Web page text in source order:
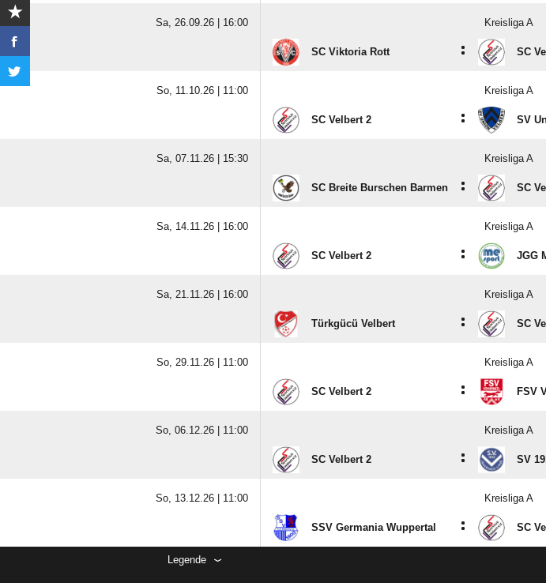
Sa, 26.09.26 | 16:00 Kreisliga A
SC Viktoria Rott : SC
So, 11.10.26 | 11:00 Kreisliga A
SC Velbert 2 : SV
Sa, 07.11.26 | 15:30 Kreisliga A
SC Breite Burschen Barmen : SC
Sa, 14.11.26 | 16:00 Kreisliga A
SC Velbert 2 : JGG
Sa, 21.11.26 | 16:00 Kreisliga A
Türkgücü Velbert : SC
So, 29.11.26 | 11:00 Kreisliga A
SC Velbert 2 : FSV
So, 06.12.26 | 11:00 Kreisliga A
SC Velbert 2 : SV
So, 13.12.26 | 11:00 Kreisliga A
SSV Germania Wuppertal : SC
Legende